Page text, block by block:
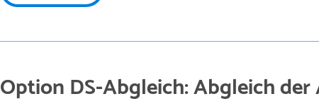
Option DS-Abgleich: Abgleich